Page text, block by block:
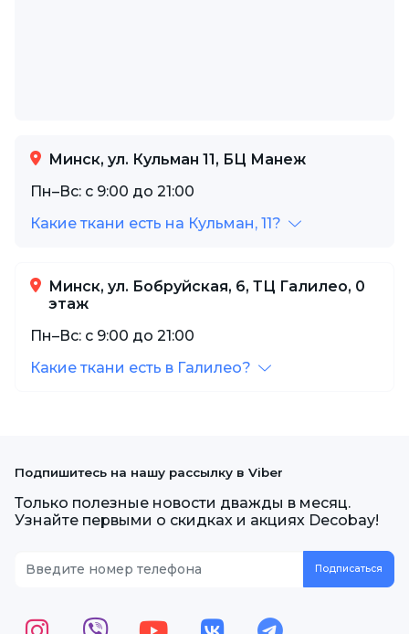
Минск, ул. Кульман 11, БЦ Манеж
Пн–Вс: с 9:00 до 21:00
Какие ткани есть на Кульман, 11?
Минск, ул. Бобруйская, 6, ТЦ Галилео, 0
этаж
Пн–Вс: с 9:00 до 21:00
Какие ткани есть в Галилео?
Подпишитесь на нашу рассылку в Viber
Только полезные новости дважды в месяц.
Узнайте первыми о скидках и акциях Decobay!